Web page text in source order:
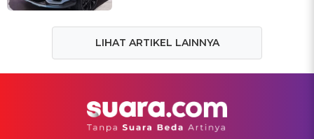
LIHAT ARTIKEL LAINNYA